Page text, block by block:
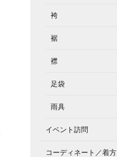
袴
裾
襟
足袋
雨具
イベント訪問
コーディネート／着方